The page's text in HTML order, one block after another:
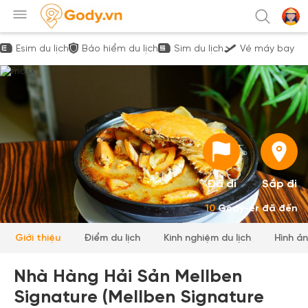
Esim du lịch Bảo hiểm du lịch Sim du lịch Vé máy bay
Đã đi Sắp đi
10Gody-er đã đến
Giới thiệu Điểm du lịch Kinh nghiệm du lịch Hình
Nhà Hàng Hải Sản Mellben
Signature (Mellben Signature